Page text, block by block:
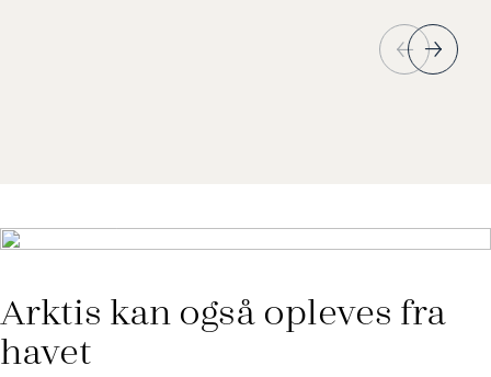
Foto: HX Hurtigruten
Arktis kan også opleves fra
havet